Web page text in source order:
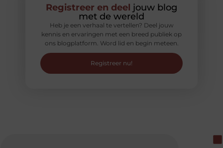
Registreer en deel jouw blog
met de wereld
Heb je een verhaal te vertellen? Deel jouw
kennis en ervaringen met een breed publiek op
ons blogplatform. Word lid en begin meteen.
Registreer nu!